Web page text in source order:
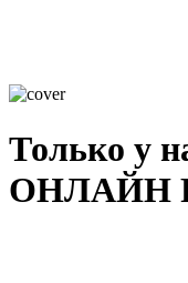
Только у
ОНЛАЙН